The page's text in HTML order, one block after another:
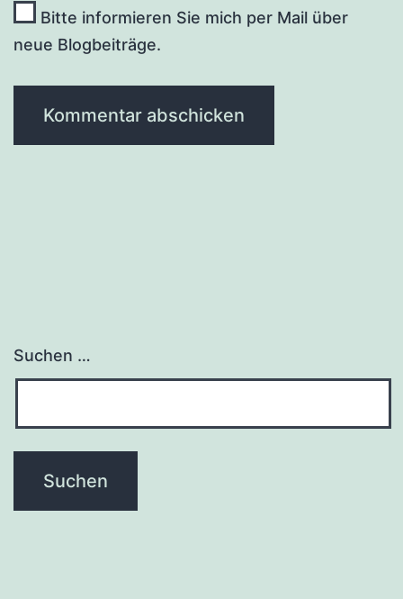
Bitte informieren Sie mich per Mail über
neue Blogbeiträge.
Suchen …